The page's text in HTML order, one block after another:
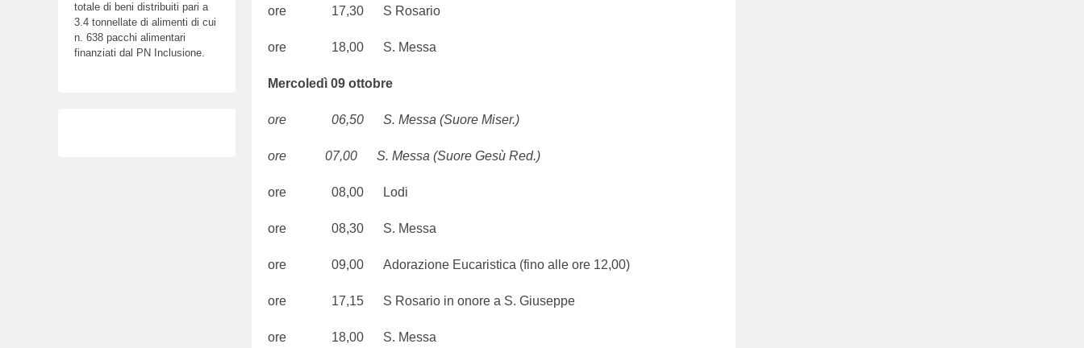
ore 17,30 S Rosario
ore 18,00 S. Messa
Mercoledì 09 ottobre
ore 06,50 S. Messa (Suore Miser.)
ore 07,00 S. Messa (Suore Gesù Red.)
ore 08,00 Lodi
ore 08,30 S. Messa
ore 09,00 Adorazione Eucaristica (fino alle ore 12,00)
ore 17,15 S Rosario in onore a S. Giuseppe
ore 18,00 S. Messa
totale di beni distribuiti pari a
3.4 tonnellate di alimenti di cui
n. 638 pacchi alimentari
finanziati dal PN Inclusione.